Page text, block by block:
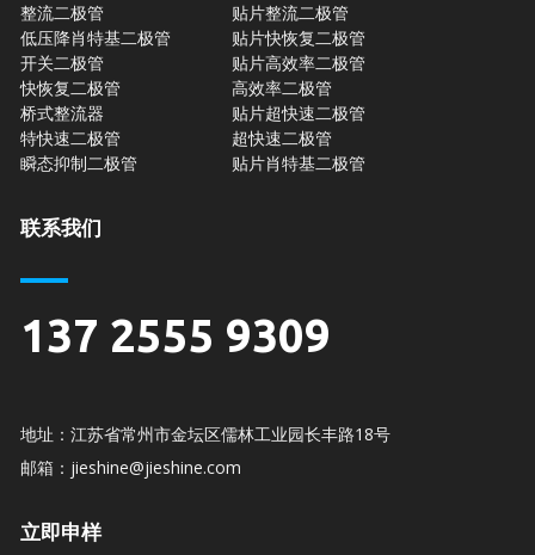
整流二极管
低压降肖特基二极管
开关二极管
快恢复二极管
桥式整流器
特快速二极管
瞬态抑制二极管
贴片整流二极管
贴片快恢复二极管
贴片高效率二极管
高效率二极管
贴片超快速二极管
超快速二极管
贴片肖特基二极管
联系我们
137 2555 9309
地址：江苏省常州市金坛区儒林工业园长丰路18号
邮箱：jieshine@jieshine.com
立即申样